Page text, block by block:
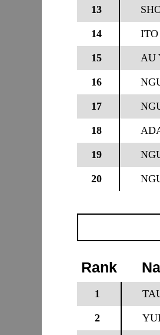
13
14
15 AU
16
17
18
19
20
Rank
1
2